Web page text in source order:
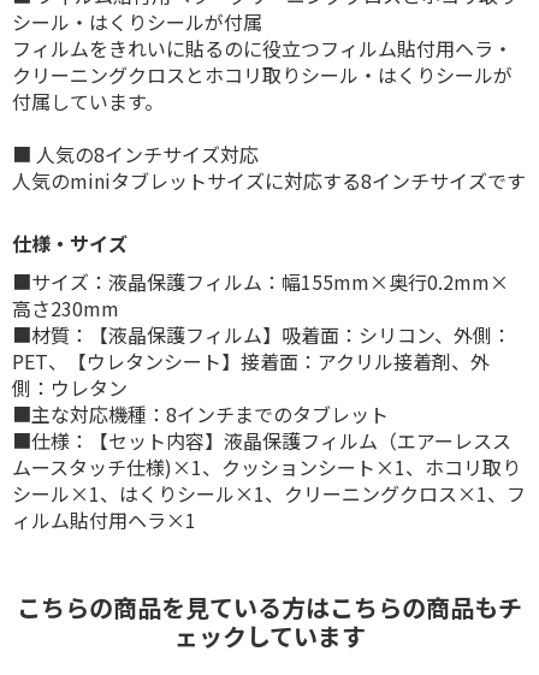
シール・はくりシールが付属
フィルムをきれいに貼るのに役立つフィルム貼付用ヘラ・
クリーニングクロスとホコリ取りシール・はくりシールが
付属しています。
■ 人気の8インチサイズ対応
人気のminiタブレットサイズに対応する8インチサイズです
仕様・サイズ
■サイズ：液晶保護フィルム：幅155mm×奥行0.2mm×
高さ230mm
■材質：【液晶保護フィルム】吸着面：シリコン、外側：
PET、【ウレタンシート】接着面：アクリル接着剤、外
側：ウレタン
■主な対応機種：8インチまでのタブレット
■仕様：【セット内容】液晶保護フィルム（エアーレスス
ムースタッチ仕様)×1、クッションシート×1、ホコリ取り
シール×1、はくりシール×1、クリーニングクロス×1、フ
ィルム貼付用ヘラ×1
こちらの商品を見ている方はこちらの商品もチ
ェックしています